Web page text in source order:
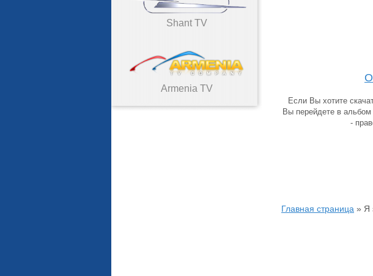
Если Вы хотите
Вы перейдете в
-
Главная страница » Я
Shant TV
Armenia TV